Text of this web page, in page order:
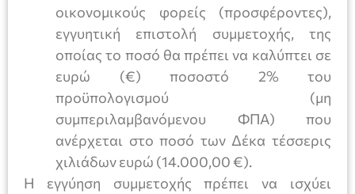
οικονομικούς φορείς (προσφέροντες),
εγγυητική επιστολή συμμετοχής, της
οποίας το ποσό θα πρέπει να καλύπτει σε
ευρώ (€) ποσοστό 2% του
προϋπολογισμού (μη
συμπεριλαμβανόμενου ΦΠΑ) που
ανέρχεται στο ποσό των Δέκα τέσσερις
χιλιάδων ευρώ (14.000,00 €).
Η εγγύηση συμμετοχής πρέπει να ισχύει